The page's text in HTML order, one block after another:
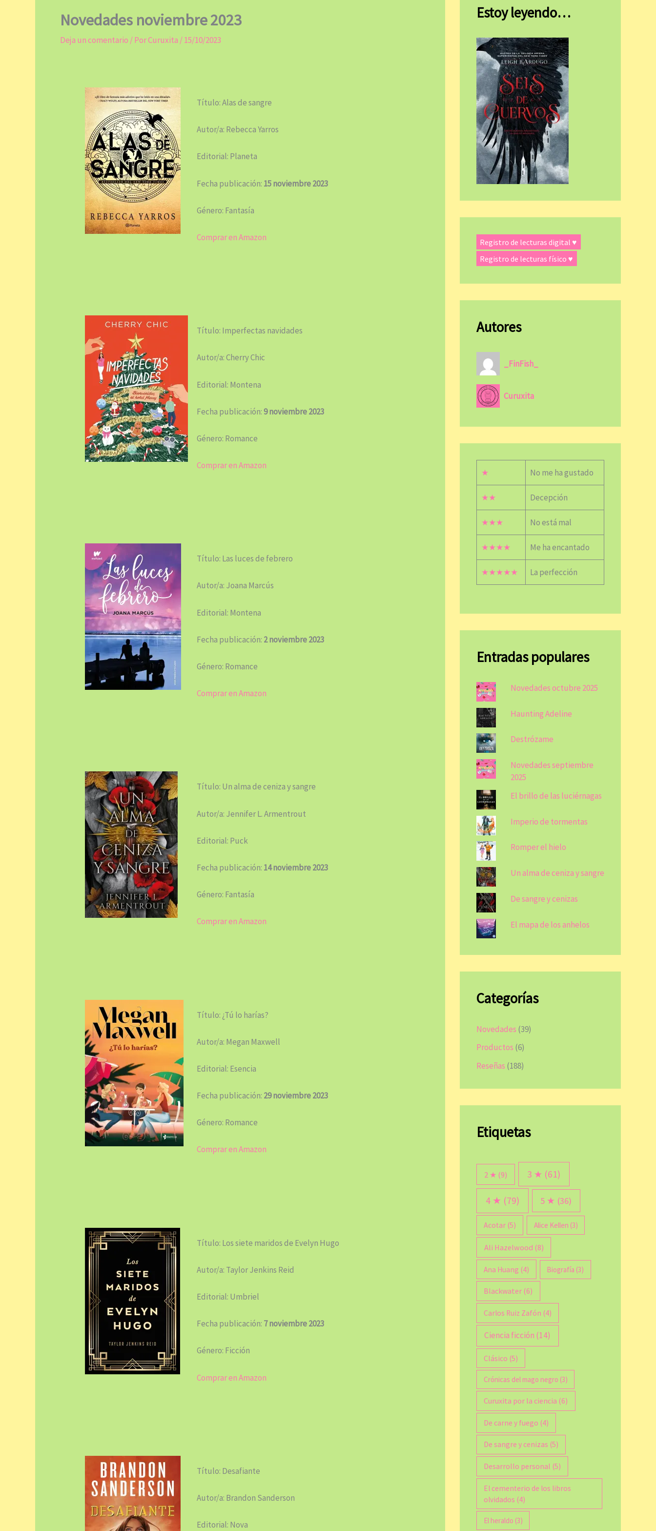
Novedades noviembre 2023
Deja un comentario / PorCuruxita /15/10/2023
Título: Alas de sangre
Autor/a: Rebecca Yarros
Editorial: Planeta
Fecha publicación: 15 noviembre 2023
Género: Fantasía
Comprar en Amazon
Título: Imperfectas navidades
Autor/a: Cherry Chic
Editorial: Montena
Fecha publicación:9 noviembre 2023
Género: Romance
Comprar en Amazon
Título: Las luces de febrero
Autor/a: Joana Marcús
Editorial: Montena
Fecha publicación: 2 noviembre 2023
Género: Romance
Comprar en Amazon
Título: Un alma de ceniza y sangre
Autor/a: Jennifer L. Armentrout
Editorial: Puck
Fecha publicación: 14 noviembre 2023
Género: Fantasía
Comprar en Amazon
Título: ¿Tú lo harías?
Autor/a: Megan Maxwell
Editorial: Esencia
Fecha publicación: 29 noviembre 2023
Género: Romance
Comprar en Amazon
Título: Los siete maridos de Evelyn Hugo
Autor/a: Taylor Jenkins Reid
Editorial: Umbriel
Fecha publicación: 7 noviembre 2023
Género: Ficción
Comprar en Amazon
Título: Desafiante
Autor/a: Brandon Sanderson
Editorial: Nova
Estoy leyendo…
Registro de lecturas digital ♥
Registro de lecturas físico ♥
Autores
_FinFish_
Curuxita
★ No me ha gustado
★★ Decepción
★★★ No está mal
★★★★ Me ha encantado
★★★★★ La perfección
Entradas populares
Novedades octubre 2025
Haunting Adeline
Destrózame
Novedades septiembre
2025
El brillo de las luciérnagas
Imperio de tormentas
Romper el hielo
Un alma de ceniza y sangre
De sangre y cenizas
El mapa de los anhelos
Categorías
Novedades (39)
Productos (6)
Reseñas (188)
Etiquetas
2 ★ (9) 3 ★ (61)
4 ★ (79) 5 ★ (36)
Acotar (5) Alice Kellen (3)
Ali Hazelwood (8)
Ana Huang (4) Biografía (3)
Blackwater (6)
Carlos Ruiz Zafón (4)
Ciencia ficción (14)
Clásico (5)
Crónicas del mago negro (3)
Curuxita por la ciencia (6)
De carne y fuego (4)
De sangre y cenizas (5)
Desarrollo personal (5)
El cementerio de los libros
olvidados (4)
El heraldo (3)